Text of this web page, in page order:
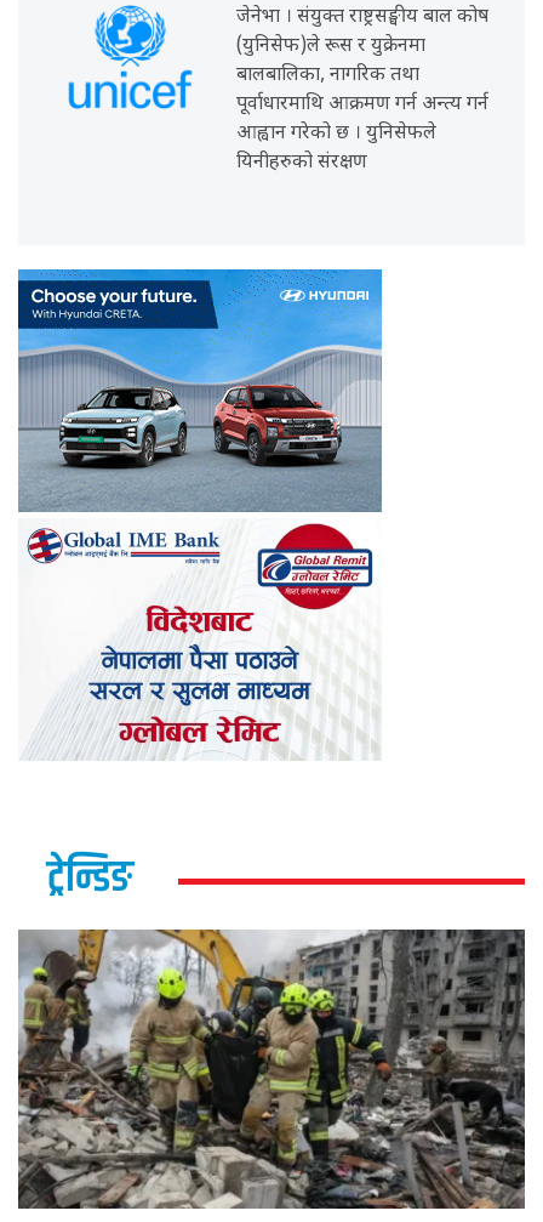
जेनेभा । संयुक्त राष्ट्रसङ्घीय बाल कोष
(युनिसेफ)ले रूस र युक्रेनमा
बालबालिका, नागरिक तथा
पूर्वाधारमाथि आक्रमण गर्न अन्त्य गर्न
आह्वान गरेको छ । युनिसेफले
यिनीहरुको संरक्षण
ट्रेन्डिङ